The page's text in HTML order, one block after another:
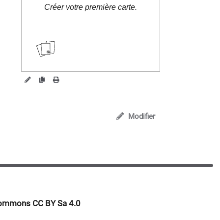
Créer votre première carte.
Modifier
CC BY Sa 4.0